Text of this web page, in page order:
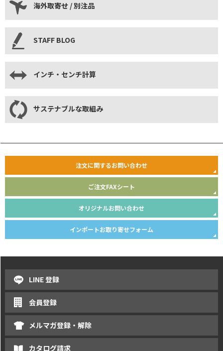
海外取寄せ / 別注品
STAFF BLOG
インチ・センチ計算
サステナブルな取組み
注文に関するお問い合わせ
ご注文FAXシート
オリジナルお問い合わせ
インポートお取り寄せフォーム
LINE 登録
会員登録
メルマガ登録・解除
カタログ請求